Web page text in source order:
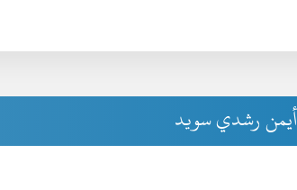
أيمن رشدي سويد